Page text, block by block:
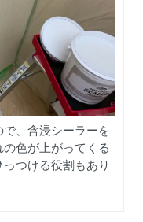
、含浸シーラーを
色が上がってくる
つける役割もあり